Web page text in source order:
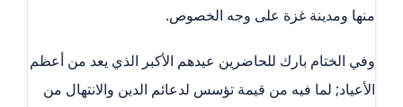
منها ومدينة غزة على وجه الخصوص.
وفي الختام بارك للحاضرين عيدهم الأكبر الذي يعد من أعظم
الأعياد; لما فيه من قيمة تؤسس لدعائم الدين والانتهال من